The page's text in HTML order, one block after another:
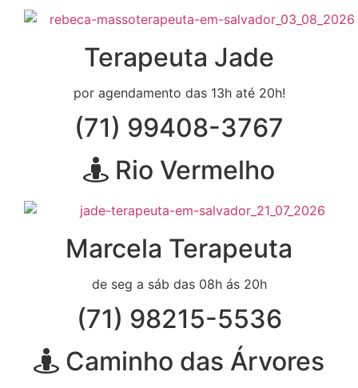
Terapeuta Jade
por agendamento das 13h até 20h!
(71) 99408-3767
Rio Vermelho
Marcela Terapeuta
de seg a sáb das 08h ás 20h
(71) 98215-5536
Caminho das Árvores